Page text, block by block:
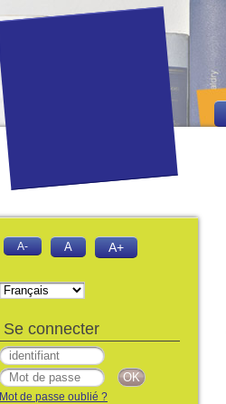
A- A A+
Se connecter
Mot de passe oublié ?